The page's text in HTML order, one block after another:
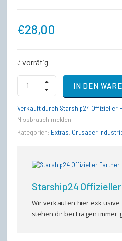
€28,00
3 vorrätig
Crusader
Hercules
-
Invictus
and
Gold
IN DEN
Verkauft durch Starship24 Offizieller
Missbrauch melden
Kategorien: Extras, Crusader
Starship24
Wir verkaufen hier exklusive
stehen dir bei Fragen immer